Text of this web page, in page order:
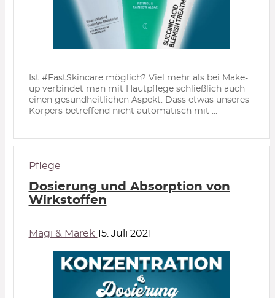
Ist #FastSkincare möglich? Viel mehr als bei Make-
up verbindet man mit Hautpflege schließlich auch
einen gesundheitlichen Aspekt. Dass etwas unseres
Körpers betreffend nicht automatisch mit ...
Pflege
Dosierung und Absorption von
Wirkstoffen
Magi & Marek 15. Juli 2021